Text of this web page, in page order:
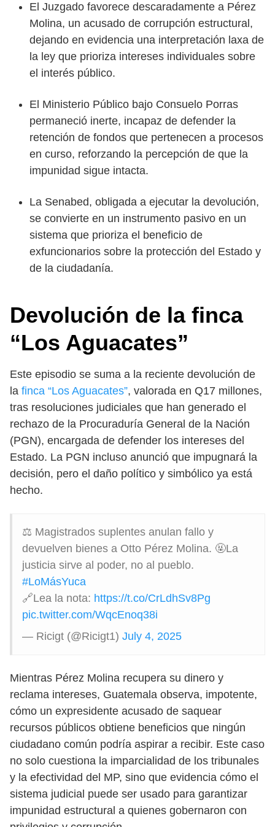
El Juzgado favorece descaradamente a Pérez
Molina, un acusado de corrupción estructural,
dejando en evidencia una interpretación laxa de
la ley que prioriza intereses individuales sobre
el interés público.
El Ministerio Público bajo Consuelo Porras
permaneció inerte, incapaz de defender la
retención de fondos que pertenecen a procesos
en curso, reforzando la percepción de que la
impunidad sigue intacta.
La Senabed, obligada a ejecutar la devolución,
se convierte en un instrumento pasivo en un
sistema que prioriza el beneficio de
exfuncionarios sobre la protección del Estado y
de la ciudadanía.
Devolución de la finca
“Los Aguacates”
Este episodio se suma a la reciente devolución de
la finca “Los Aguacates”, valorada en Q17 millones,
tras resoluciones judiciales que han generado el
rechazo de la Procuraduría General de la Nación
(PGN), encargada de defender los intereses del
Estado. La PGN incluso anunció que impugnará la
decisión, pero el daño político y simbólico ya está
hecho.
⚖️ Magistrados suplentes anulan fallo y
devuelven bienes a Otto Pérez Molina. 🤬La
justicia sirve al poder, no al pueblo.
#LoMásYuca
🔗Lea la nota: https://t.co/CrLdhSv8Pg
pic.twitter.com/WqcEnoq38i
— Ricigt (@Ricigt1) July 4, 2025
Mientras Pérez Molina recupera su dinero y
reclama intereses, Guatemala observa, impotente,
cómo un expresidente acusado de saquear
recursos públicos obtiene beneficios que ningún
ciudadano común podría aspirar a recibir. Este caso
no solo cuestiona la imparcialidad de los tribunales
y la efectividad del MP, sino que evidencia cómo el
sistema judicial puede ser usado para garantizar
impunidad estructural a quienes gobernaron con